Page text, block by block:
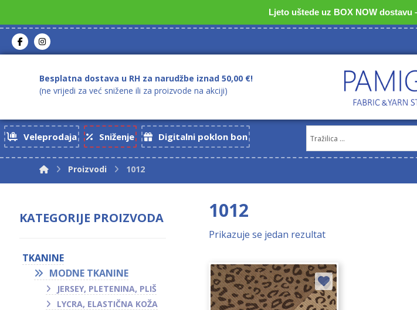
Ljeto uštede uz BOX NOW dostavu
Besplatna dostava u RH za narudžbe iznad 50,00 €!
(ne vrijedi za već snižene ili za proizvode na akciji)
Veleprodaja Sniženje Digitalni poklon bon
Proizvodi 1012
1012
Prikazuje se jedan rezultat
KATEGORIJE PROIZVODA
TKANINE
MODNE TKANINE
JERSEY, PLETENINA, PLIŠ
LYCRA, ELASTIČNA KOŽA